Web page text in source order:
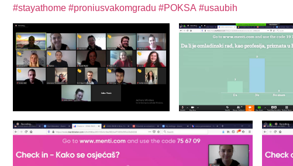
#stayathome #proniusvakomgradu #POKSA #usaubih